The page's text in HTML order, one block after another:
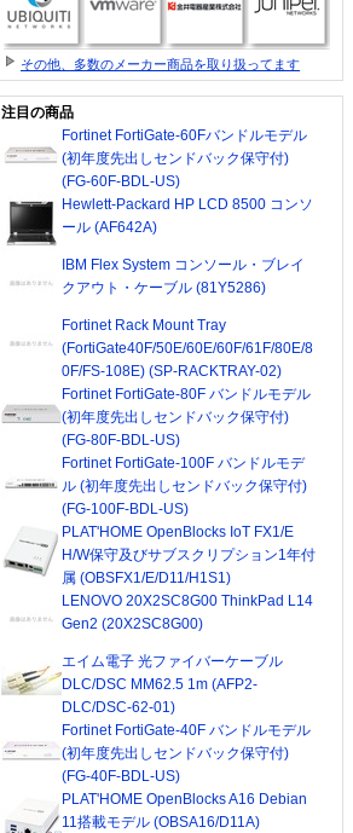
その他、多数のメーカー商品を取り扱ってます
注目の商品
Fortinet FortiGate-60Fバンドルモデル
(初年度先出しセンドバック保守付)
(FG-60F-BDL-US)
Hewlett-Packard HP LCD 8500 コンソ
ール (AF642A)
IBM Flex System コンソール・ブレイ
クアウト・ケーブル (81Y5286)
Fortinet Rack Mount Tray
(FortiGate40F/50E/60E/60F/61F/80E/8
0F/FS-108E) (SP-RACKTRAY-02)
Fortinet FortiGate-80F バンドルモデル
(初年度先出しセンドバック保守付)
(FG-80F-BDL-US)
Fortinet FortiGate-100F バンドルモデ
ル (初年度先出しセンドバック保守付)
(FG-100F-BDL-US)
PLAT'HOME OpenBlocks IoT FX1/E
H/W保守及びサブスクリプション1年付
属 (OBSFX1/E/D11/H1S1)
LENOVO 20X2SC8G00 ThinkPad L14
Gen2 (20X2SC8G00)
エイム電子 光ファイバーケーブル
DLC/DSC MM62.5 1m (AFP2-
DLC/DSC-62-01)
Fortinet FortiGate-40F バンドルモデル
(初年度先出しセンドバック保守付)
(FG-40F-BDL-US)
PLAT'HOME OpenBlocks A16 Debian
11搭載モデル (OBSA16/D11A)